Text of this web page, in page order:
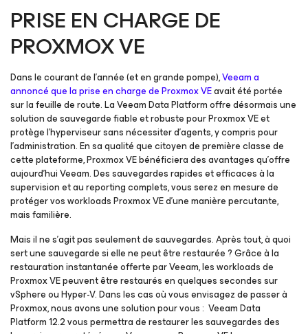
PRISE EN CHARGE DE
PROXMOX VE
Dans le courant de l’année (et en grande pompe),Veeam a
annoncé que la prise en charge de Proxmox VEavait été portée
sur la feuille de route. La Veeam Data Platform offre désormais une
solution de sauvegarde fiable et robuste pour Proxmox VE et
protège l’hyperviseur sans nécessiter d’agents, y compris pour
l’administration. En sa qualité que citoyen de première classe de
cette plateforme, Proxmox VE bénéficiera des avantages qu’offre
aujourd’hui Veeam. Des sauvegardes rapides et efficaces à la
supervision et au reporting complets, vous serez en mesure de
protéger vos workloads Proxmox VE d’une manière percutante,
mais familière.
Mais il ne s’agit pas seulement de sauvegardes. Après tout, à quoi
sert une sauvegarde si elle ne peut être restaurée ? Grâce à la
restauration instantanée offerte par Veeam, les workloads de
Proxmox VE peuvent être restaurés en quelques secondes sur
vSphere ou Hyper-V. Dans les cas où vous envisagez de passer à
Proxmox, nous avons une solution pour vous : Veeam Data
Platform 12.2 vous permettra de restaurer les sauvegardes des